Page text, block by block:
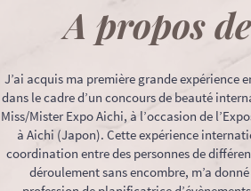
A propos
J’ai acquis ma première grande expérience
dans le cadre d’un concours de beauté
Miss/Mister Expo Aichi, à l’occasion de
à Aichi (Japon). Cette expérience
coordination entre des personnes de
déroulement sans encombre, m’a